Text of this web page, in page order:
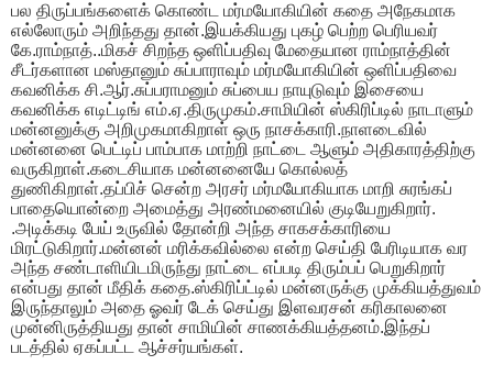
பல திருப்பங்களைக் கொண்ட மர்மயோகியின் கதை அநேகமாக
எல்லோரும் அறிந்தது தான்.இயக்கியது புகழ் பெற்ற பெரியவர்
கே.ராம்நாத்..மிகச் சிறந்த ஒளிப்பதிவு மேதையான ராம்நாத்தின்
சீடர்களான மஸ்தானும் சுப்பாராவும் மர்மயோகியின் ஒளிப்பதிவை
கவனிக்க சி.ஆர்.சுப்பராமனும் சுப்பைய நாயுடுவும் இசையை
கவனிக்க எடிட்டிங் எம்.ஏ.திருமுகம்.சாமியின் ஸ்கிரிப்டில் நாடாளும்
மன்னனுக்கு அறிமுகமாகிறாள் ஒரு நாசக்காரி.நாளடைவில்
மன்னனை பெட்டிப் பாம்பாக மாற்றி நாட்டை ஆளும் அதிகாரத்திற்கு
வருகிறாள்.கடைசியாக மன்னனையே கொல்லத்
துணிகிறாள்.தப்பிச் சென்ற அரசர் மர்மயோகியாக மாறி சுரங்கப்
பாதையொன்றை அமைத்து அரண்மனையில் குடியேறுகிறார்.
.அடிக்கடி பேய் உருவில் தோன்றி அந்த சாகசக்காரியை
மிரட்டுகிறார்.மன்னன் மரிக்கவில்லை என்ற செய்தி பேரிடியாக வர
அந்த சண்டாளியிடமிருந்து நாட்டை எப்படி திரும்பப் பெறுகிறார்
என்பது தான் மீதிக் கதை.ஸ்கிரிப்ட்டில் மன்னருக்கு முக்கியத்துவம்
இருந்தாலும் அதை ஓவர் டேக் செய்து இளவரசன் கரிகாலனை
முன்னிருத்தியது தான் சாமியின் சாணக்கியத்தனம்.இந்தப்
படத்தில் ஏகப்பட்ட ஆச்சர்யங்கள்.